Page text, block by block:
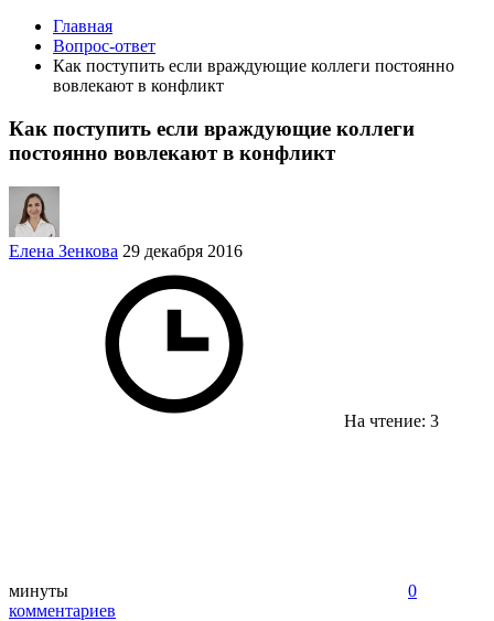
Главная
Вопрос-ответ
Как поступить если враждующие коллеги постоянно
вовлекают в конфликт
Как поступить если враждующие коллеги
постоянно вовлекают в конфликт
Елена Зенкова 29 декабря 2016
На чтение: 3
минуты
0
комментариев